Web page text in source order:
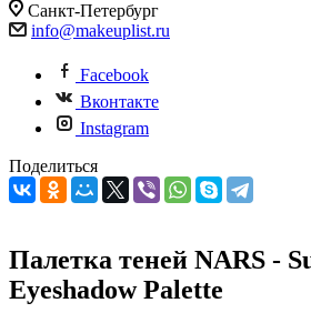
Санкт-Петербург
info@makeuplist.ru
Facebook
Вконтакте
Instagram
Поделиться
Палетка теней NARS -
Eyeshadow Palette